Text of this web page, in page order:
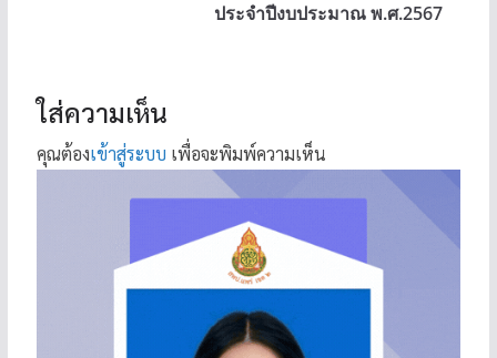
ประจำปีงบประมาณ พ.ศ.2567
ใส่ความเห็น
คุณต้องเข้าสู่ระบบ เพื่อจะพิมพ์ความเห็น